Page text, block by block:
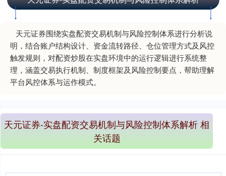
天元证券围绕实盘配资交易机制与风险控制体系进行分析说
明，结合账户结构设计、资金流转路径、仓位管理方式及风控
触发规则，对配资炒股在实盘环境中的运行逻辑进行系统整
理，涵盖交易执行机制、制度框架及风险控制要点，帮助理解
平台风控体系与运作模式。
天元证券-实盘配资交易机制与风险控制体系解析 相
关话题